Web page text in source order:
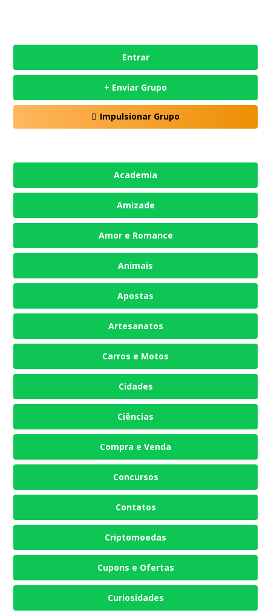
Entrar
+ Enviar Grupo
Impulsionar Grupo
Academia
Amizade
Amor e Romance
Animais
Apostas
Artesanatos
Carros e Motos
Cidades
Ciências
Compra e Venda
Concursos
Contatos
Criptomoedas
Cupons e Ofertas
Curiosidades